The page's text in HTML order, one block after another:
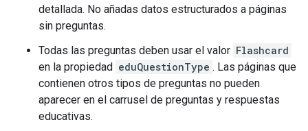
detallada. No añadas datos estructurados a páginas
sin preguntas.
Todas las preguntas deben usar el valor Flashcard
en la propiedad eduQuestionType . Las páginas que
contienen otros tipos de preguntas no pueden
aparecer en el carrusel de preguntas y respuestas
educativas.